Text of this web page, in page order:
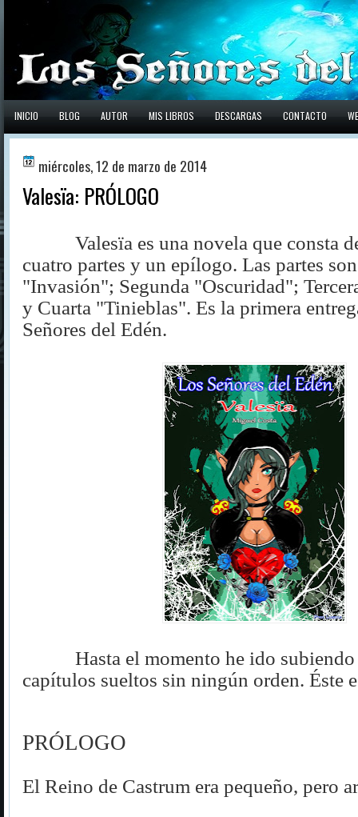
INICIO BLOG AUTOR MIS LIBROS DESCARGAS CONTACTO
miércoles, 12 de marzo de 2014
Valesïa: PRÓLOGO
Valesïa es una novela que consta
cuatro partes y un epílogo. Las partes
"Invasión"; Segunda "Oscuridad";
y Cuarta "Tinieblas". Es la primera
Señores del Edén.
Hasta el momento he ido
capítulos sueltos sin ningún orden. Éste
PRÓLOGO
El Reino de Castrum era pequeño, pero